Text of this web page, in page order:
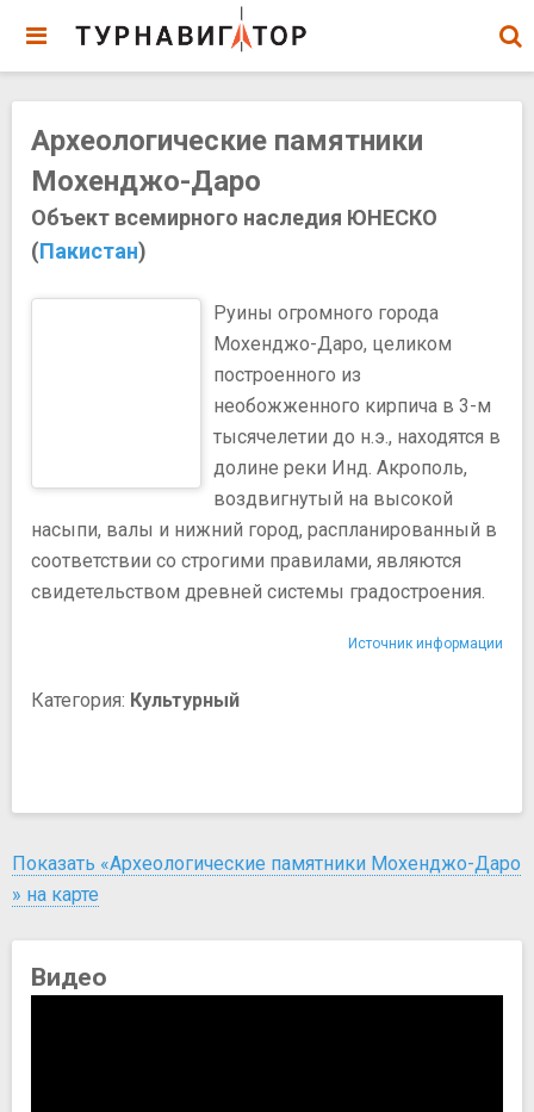
Археологические памятники
Мохенджо-Даро
Объект всемирного наследия ЮНЕСКО
(Пакистан)
Руины огромного города
Мохенджо-Даро, целиком
построенного из
необожженного кирпича в 3-м
тысячелетии до н.э., находятся в
долине реки Инд. Акрополь,
воздвигнутый на высокой
насыпи, валы и нижний город, распланированный в
соответствии со строгими правилами, являются
свидетельством древней системы градостроения.
Источник информации
Категория: Культурный
Показать «Археологические памятники Мохенджо-Даро
» на карте
Видео